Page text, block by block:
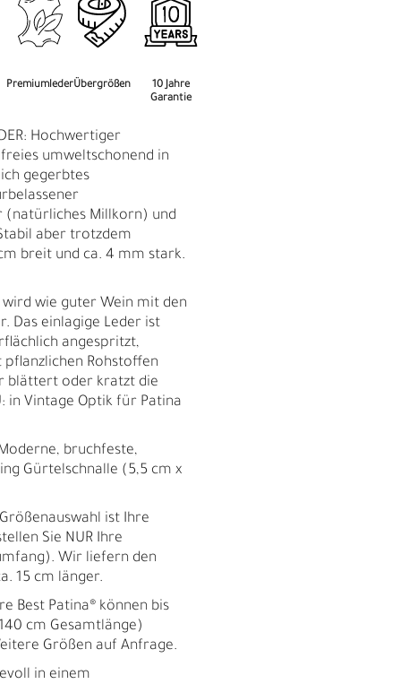
Ü
R
PremiumlederÜbergrößen
10 Jahre
Garantie
Hochwertiger
umweltschonend in
gegerbtes
(natürliches Millkorn) und
aber trotzdem
breit und ca. 4 mm stark.
wird wie guter Wein mit den
Das einlagige Leder ist
angespritzt,
pflanzlichen Rohstoffen
blättert oder kratzt die
in Vintage Optik für Patina
Moderne, bruchfeste,
Gürtelschnalle (5,5 cm x
Größenauswahl ist Ihre
Sie NUR Ihre
Wir liefern den
15 cm länger.
Best Patina® können bis
cm Gesamtlänge)
Größen auf Anfrage.
in einem